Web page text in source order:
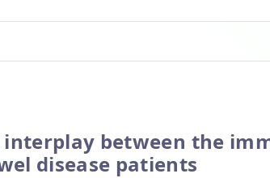
between the
disease patients